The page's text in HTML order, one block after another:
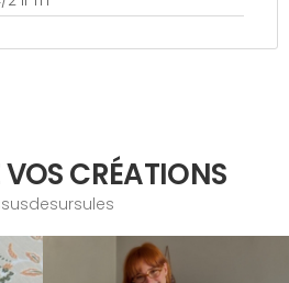
CRÉATIONS